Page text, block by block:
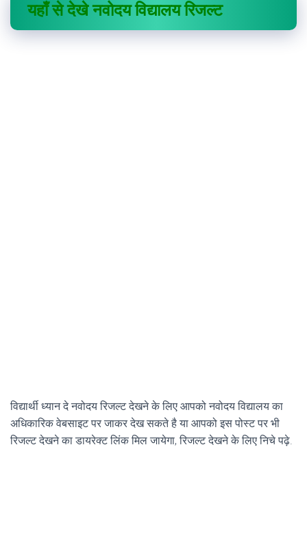
यहाँ से देखे नवोदय विद्यालय रिजल्ट
विद्यार्थी ध्यान दे नवोदय रिजल्ट देखने के लिए आपको नवोदय विद्यालय का
अधिकारिक वेबसाइट पर जाकर देख सकते है या आपको इस पोस्ट पर भी
रिजल्ट देखने का डायरेक्ट लिंक मिल जायेगा, रिजल्ट देखने के लिए निचे पढ़े.